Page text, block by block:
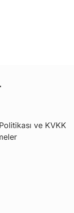
ve KVKK